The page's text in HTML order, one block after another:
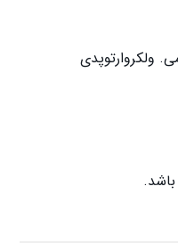
. از قرار دادن در ماشین